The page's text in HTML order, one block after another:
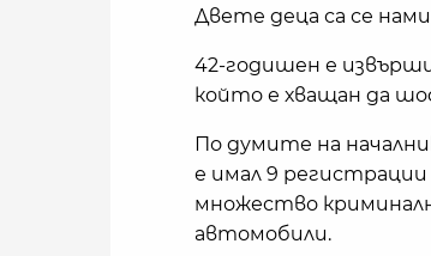
Двете деца са се
42-годишен е
който е хващан да
По думите на
е имал 9
множество
автомобили.